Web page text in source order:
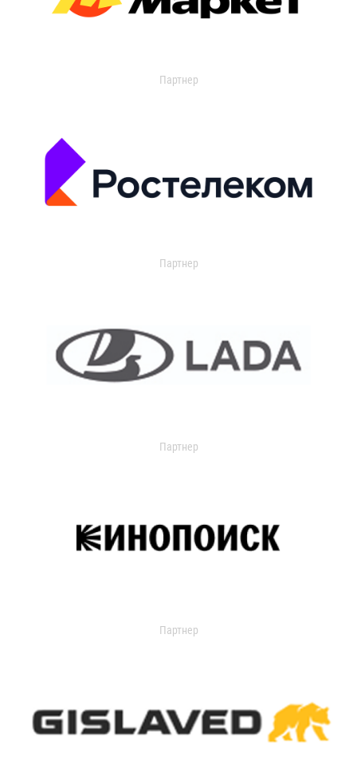
Партнер
Партнер
Партнер
Партнер